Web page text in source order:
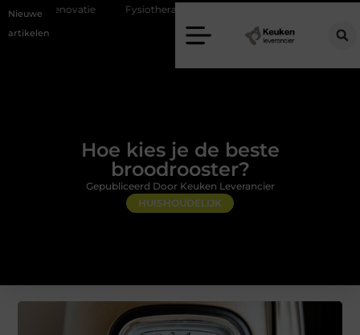
Nieuwe
artikelen
Fysiotherapie Alblasserdam: professionele begeleiding bij pijn en
Hoe kies je de beste
broodrooster?
HUISHOUDELIJK
Gepubliceerd Door Keuken Leverancier